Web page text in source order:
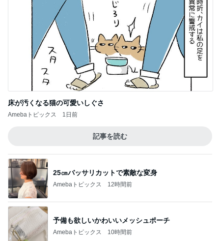
床が汚くなる猫の可愛いしぐさ
Amebaトピックス 1日前
記事を読む
25㎝バッサリカットで素敵な変身
Amebaトピックス 12時間前
予備も欲しいかわいいメッシュポーチ
Amebaトピックス 10時間前